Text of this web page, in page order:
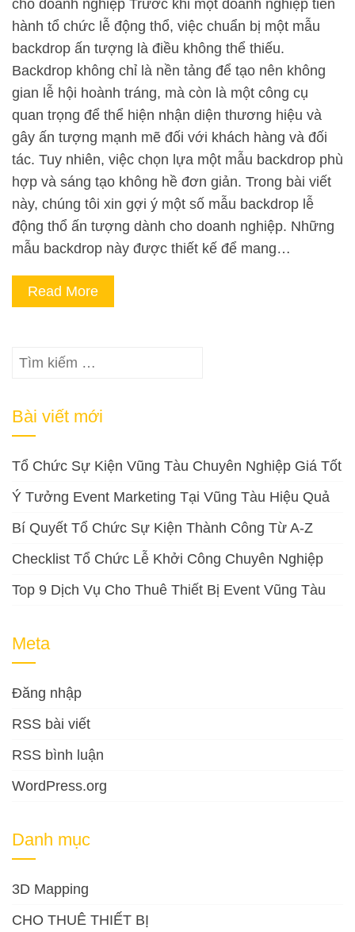
cho doanh nghiệp Trước khi một doanh nghiệp tiến
hành tổ chức lễ động thổ, việc chuẩn bị một mẫu
backdrop ấn tượng là điều không thể thiếu.
Backdrop không chỉ là nền tảng để tạo nên không
gian lễ hội hoành tráng, mà còn là một công cụ
quan trọng để thể hiện nhận diện thương hiệu và
gây ấn tượng mạnh mẽ đối với khách hàng và đối
tác. Tuy nhiên, việc chọn lựa một mẫu backdrop phù
hợp và sáng tạo không hề đơn giản. Trong bài viết
này, chúng tôi xin gợi ý một số mẫu backdrop lễ
động thổ ấn tượng dành cho doanh nghiệp. Những
mẫu backdrop này được thiết kế để mang…
Read More
Tìm
Bài viết mới
Tổ Chức Sự Kiện Vũng Tàu Chuyên Nghiệp Giá Tốt
Ý Tưởng Event Marketing Tại Vũng Tàu Hiệu Quả
Bí Quyết Tổ Chức Sự Kiện Thành Công Từ A-Z
Checklist Tổ Chức Lễ Khởi Công Chuyên Nghiệp
Top 9 Dịch Vụ Cho Thuê Thiết Bị Event Vũng Tàu
Meta
Đăng nhập
RSS bài viết
RSS bình luận
WordPress.org
Danh mục
3D Mapping
CHO THUÊ THIẾT BỊ